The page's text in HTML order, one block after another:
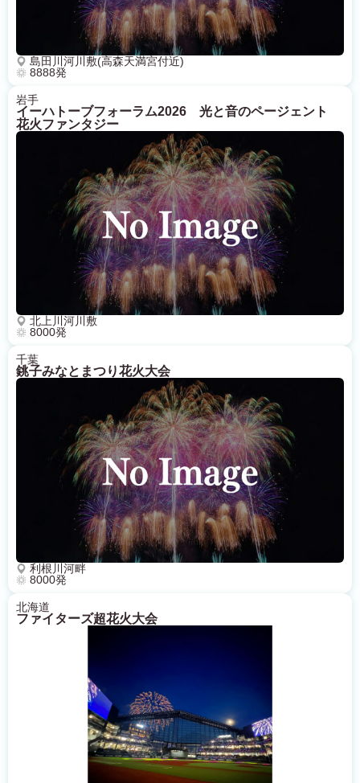
島田川河川敷(高森天満宮付近)
8888発
岩手
イーハトーブフォーラム2026 光と音のページェント
花火ファンタジー
北上川河川敷
8000発
千葉
銚子みなとまつり花火大会
利根川河畔
8000発
北海道
ファイターズ超花火大会